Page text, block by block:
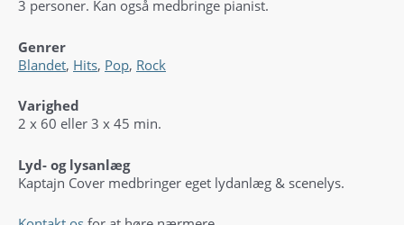
3 personer. Kan også medbringe pianist.
Genrer
Blandet, Hits, Pop, Rock
Varighed
2 x 60 eller 3 x 45 min.
Lyd- og lysanlæg
Kaptajn Cover medbringer eget lydanlæg & scenelys.